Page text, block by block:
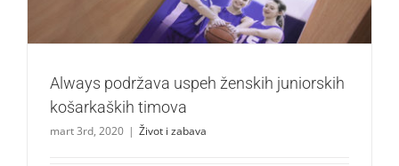
Always podržava uspeh ženskih juniorskih
košarkaških timova
mart 3rd, 2020 | Život i zabava